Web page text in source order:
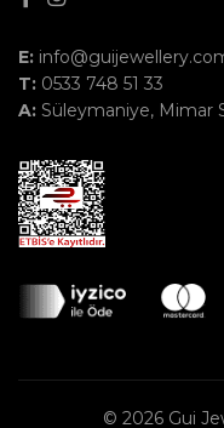
E:
T: 0533 748 51 33
A: Süleymaniye, Mimar
© 2026 Gui